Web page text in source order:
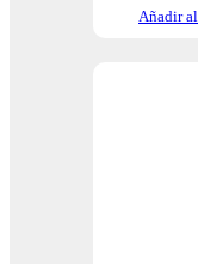
Añadir